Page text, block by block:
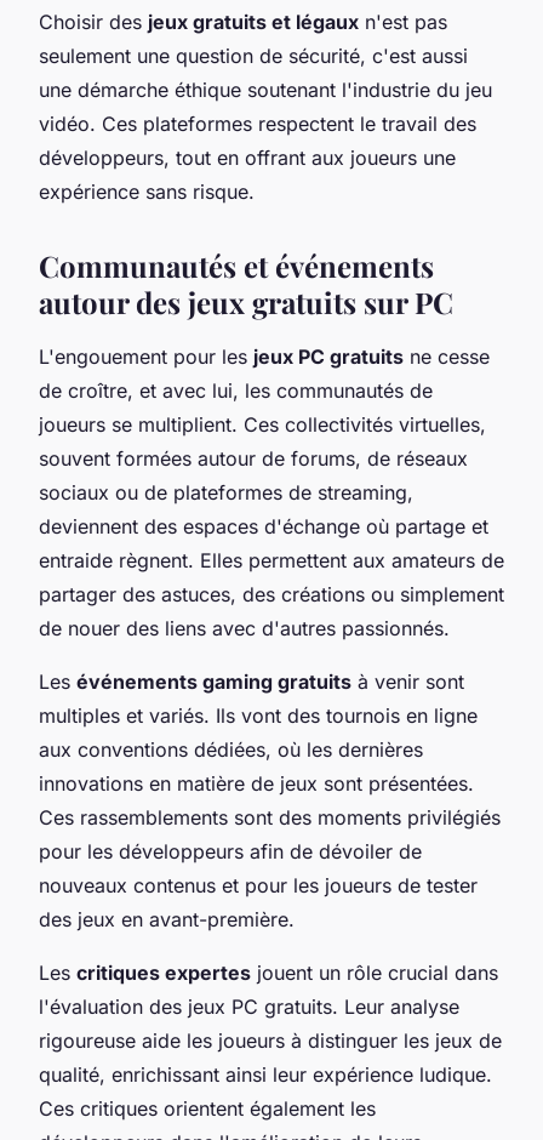
Choisir des jeux gratuits et légaux n'est pas
seulement une question de sécurité, c'est aussi
une démarche éthique soutenant l'industrie du jeu
vidéo. Ces plateformes respectent le travail des
développeurs, tout en offrant aux joueurs une
expérience sans risque.
Communautés et événements
autour des jeux gratuits sur PC
L'engouement pour les jeux PC gratuits ne cesse
de croître, et avec lui, les communautés de
joueurs se multiplient. Ces collectivités virtuelles,
souvent formées autour de forums, de réseaux
sociaux ou de plateformes de streaming,
deviennent des espaces d'échange où partage et
entraide règnent. Elles permettent aux amateurs de
partager des astuces, des créations ou simplement
de nouer des liens avec d'autres passionnés.
Les événements gaming gratuits à venir sont
multiples et variés. Ils vont des tournois en ligne
aux conventions dédiées, où les dernières
innovations en matière de jeux sont présentées.
Ces rassemblements sont des moments privilégiés
pour les développeurs afin de dévoiler de
nouveaux contenus et pour les joueurs de tester
des jeux en avant-première.
Les critiques expertes jouent un rôle crucial dans
l'évaluation des jeux PC gratuits. Leur analyse
rigoureuse aide les joueurs à distinguer les jeux de
qualité, enrichissant ainsi leur expérience ludique.
Ces critiques orientent également les